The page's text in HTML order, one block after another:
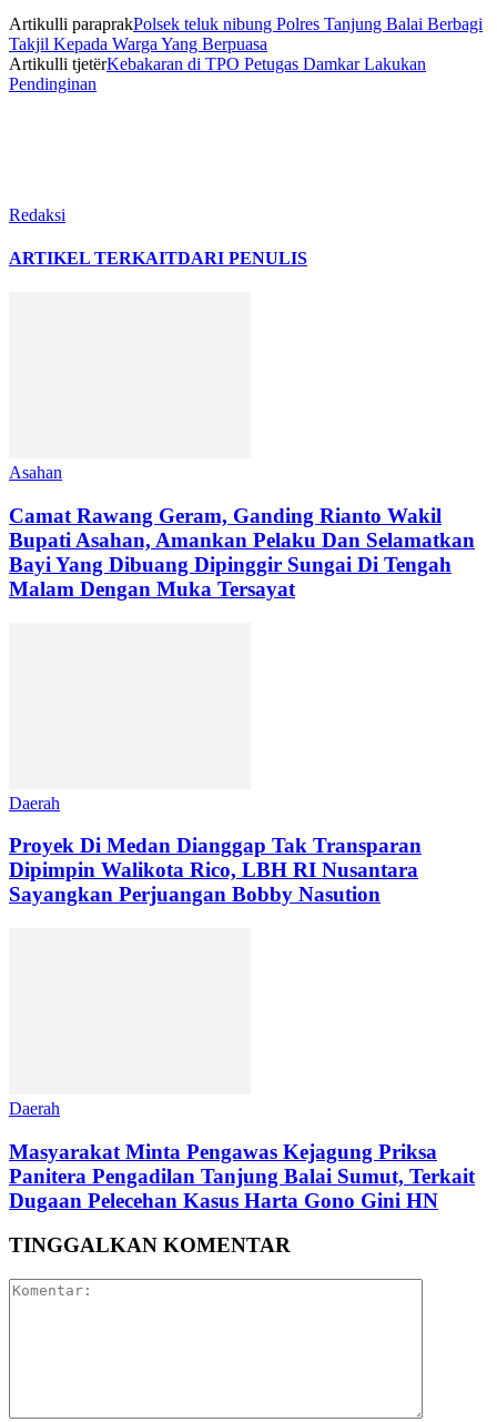
Artikulli paraprakPolsek teluk nibung Polres Tanjung Balai Berbagi
Takjil Kepada Warga Yang Berpuasa
Artikulli tjetërKebakaran di TPO Petugas Damkar Lakukan
Pendinginan
Redaksi
ARTIKEL TERKAITDARI PENULIS
Asahan
Camat Rawang Geram, Ganding Rianto Wakil
Bupati Asahan, Amankan Pelaku Dan Selamatkan
Bayi Yang Dibuang Dipinggir Sungai Di Tengah
Malam Dengan Muka Tersayat
Daerah
Proyek Di Medan Dianggap Tak Transparan
Dipimpin Walikota Rico, LBH RI Nusantara
Sayangkan Perjuangan Bobby Nasution
Daerah
Masyarakat Minta Pengawas Kejagung Priksa
Panitera Pengadilan Tanjung Balai Sumut, Terkait
Dugaan Pelecehan Kasus Harta Gono Gini HN
TINGGALKAN KOMENTAR